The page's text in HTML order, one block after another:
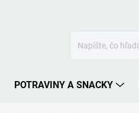
POTRAVINY A SNACKY